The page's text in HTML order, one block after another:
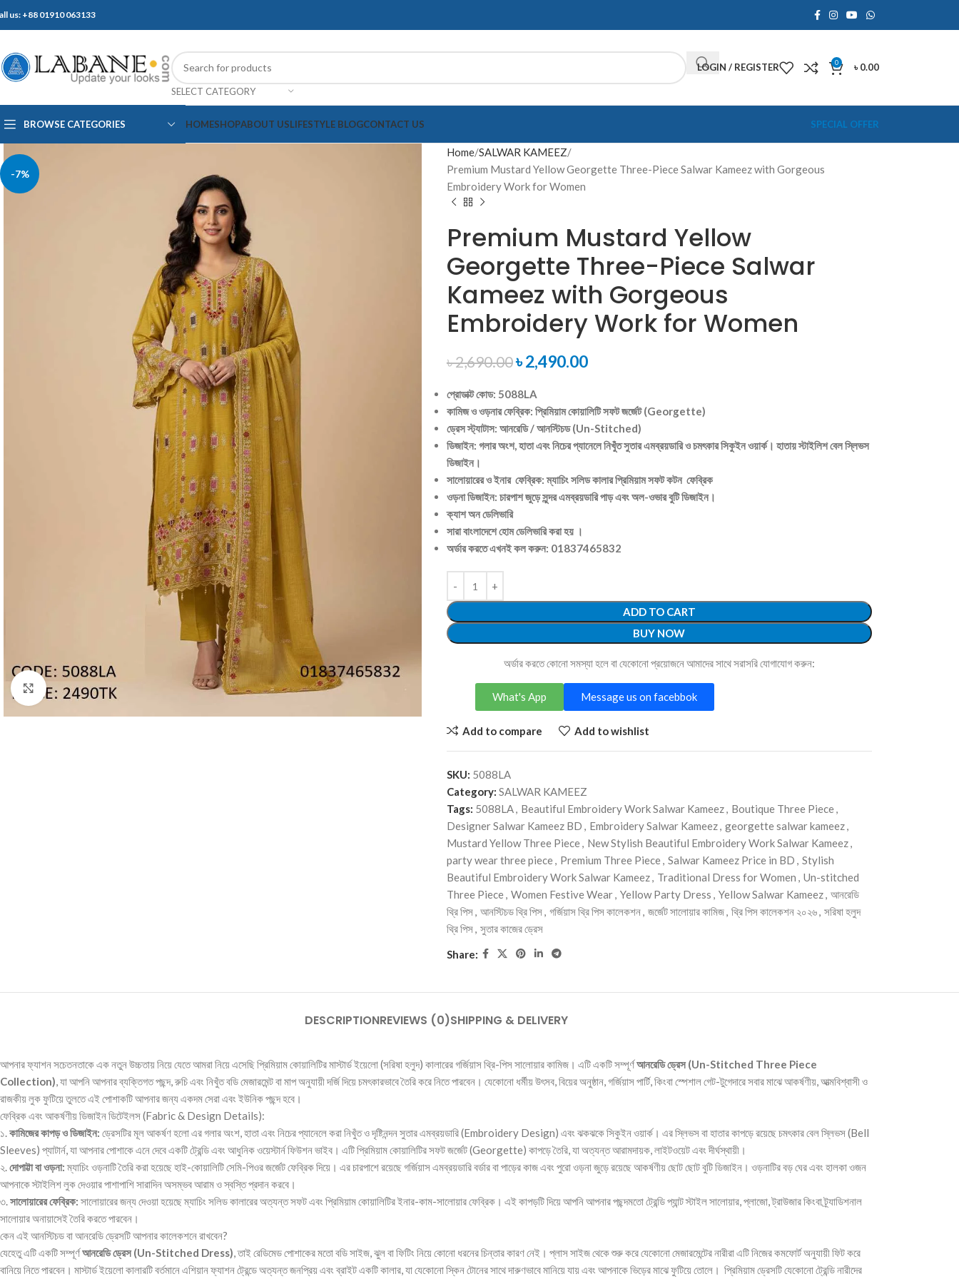
us: +88 01910 063133
SELECT CATEGORY
LOGIN / REGISTER 0 ৳0.00
BROWSE CATEGORIES HOMESHOPABOUT USLIFESTYLE BLOGCONTACT US SPECIAL OFFER
-7%
Click to enlarge
Home SALWAR KAMEEZ
Premium Mustard Yellow Georgette Three-Piece Salwar Kameez with Gorgeous
Embroidery Work for Women
Premium Mustard Yellow
Georgette Three-Piece Salwar
Kameez with Gorgeous
Embroidery Work for Women
৳2,690.00৳2,490.00
প্রোডাক্ট কোড: 5088LA
কামিজ ও ওড়নার ফেব্রিক: প্রিমিয়াম কোয়ালিটি সফট জর্জেট (Georgette)
ড্রেস স্ট্যাটাস: আনরেডি / আনস্টিচড (Un-Stitched)
ডিজাইন: গলার অংশ, হাতা এবং নিচের প্যানেলে নিখুঁত সুতার এমব্রয়ডারি ও চমৎকার সিকুইন ওয়ার্ক। হাতায় স্টাইলিশ বেল স্লিভস
ডিজাইন।
সালোয়ারের ও ইনার ফেব্রিক: ম্যাচিং সলিড কালার প্রিমিয়াম সফট কটন ফেব্রিক
ওড়না ডিজাইন: চারপাশ জুড়ে সুন্দর এমব্রয়ডারি পাড় এবং অল-ওভার বুটি ডিজাইন।
ক্যাশ অন ডেলিভারি
সারা বাংলাদেশে হোম ডেলিভারি করা হয় ।
অর্ডার করতে এখনই কল করুন: 01837465832
ADD TO CART
BUY NOW
অর্ডার করতে কোনো সমস্যা হলে বা যেকোনো প্রয়োজনে আমাদের সাথে সরাসরি যোগাযোগ করুন:
Message us on facebbok
What's App
Add to compare Add to wishlist
SKU: 5088LA
Category: SALWAR KAMEEZ
Tags: 5088LA, Beautiful Embroidery Work Salwar Kameez, Boutique Three Piece,
Designer Salwar Kameez BD , Embroidery Salwar Kameez, georgette salwar kameez,
Mustard Yellow Three Piece, New Stylish Beautiful Embroidery Work Salwar Kameez,
party wear three piece, Premium Three Piece, Salwar Kameez Price in BD , Stylish
Beautiful Embroidery Work Salwar Kameez, Traditional Dress for Women , Un-stitched
Three Piece, Women Festive Wear, Yellow Party Dress , Yellow Salwar Kameez, আনরেডি
থ্রি পিস, আনস্টিচড থ্রি পিস, গর্জিয়াস থ্রি পিস কালেকশন, জর্জেট সালোয়ার কামিজ, থ্রি পিস কালেকশন ২০২৬, সরিষা হলুদ
থ্রি পিস, সুতার কাজের ড্রেস
Share:
DESCRIPTIONREVIEWS (0)SHIPPING & DELIVERY
আপনার ফ্যাশন সচেতনতাকে এক নতুন উচ্চতায় নিয়ে যেতে আমরা নিয়ে এসেছি প্রিমিয়াম কোয়ালিটির মাস্টার্ড ইয়েলো (সরিষা হলুদ) কালারের গর্জিয়াস থ্রি-পিস সালোয়ার কামিজ। এটি একটি সম্পূর্ণআনরেডি ড্রেস (Un-Stitched Three Piece
Collection), যা আপনি আপনার ব্যক্তিগত পছন্দ, রুচি এবং নিখুঁত বডি মেজারমেন্ট বা মাপ অনুযায়ী দর্জি দিয়ে চমৎকারভাবে তৈরি করে নিতে পারবেন। যেকোনো ধর্মীয় উৎসব, বিয়ের অনুষ্ঠান, গর্জিয়াস পার্টি, কিংবা স্পেশাল গেট-টুগেদারে সবার মাঝে আকর্ষণীয়, আত্মবিশ্বাসী ও
রাজকীয় লুক ফুটিয়ে তুলতে এই পোশাকটি আপনার জন্য একদম সেরা এবং ইউনিক পছন্দ হবে।
ফেব্রিক এবং আকর্ষণীয় ডিজাইন ডিটেইলস (Fabric & Design Details):
১.কামিজের কাপড় ও ডিজাইন: ড্রেসটির মূল আকর্ষণ হলো এর গলার অংশ, হাতা এবং নিচের প্যানেলে করা নিখুঁত ও দৃষ্টিনন্দন সুতার এমব্রয়ডারি (Embroidery Design) এবং ঝকঝকে সিকুইন ওয়ার্ক। এর স্লিভস বা হাতার কাপড়ে রয়েছে চমৎকার বেল স্লিভস (Bell
Sleeves) প্যাটার্ন, যা আপনার পোশাকে এনে দেবে একটি ট্রেন্ডি এবং আধুনিক ওয়েস্টার্ন ফিউশন ভাইব। এটি প্রিমিয়াম কোয়ালিটির সফট জর্জেট (Georgette) কাপড়ে তৈরি, যা অত্যন্ত আরামদায়ক, লাইটওয়েট এবং দীর্ঘস্থায়ী।
২.দোপাট্টা বা ওড়না: ম্যাচিং ওড়নাটি তৈরি করা হয়েছে হাই-কোয়ালিটি সেমি-পিওর জর্জেট ফেব্রিক দিয়ে। এর চারপাশে রয়েছে গর্জিয়াস এমব্রয়ডারি বর্ডার বা পাড়ের কাজ এবং পুরো ওড়না জুড়ে রয়েছে আকর্ষণীয় ছোট ছোট বুটি ডিজাইন। ওড়নাটির বড় ঘের এবং হালকা ওজন
আপনাকে স্টাইলিশ লুক দেওয়ার পাশাপাশি সারাদিন অসম্ভব আরাম ও স্বস্তি প্রদান করবে।
৩.সালোয়ারের ফেব্রিক: সালোয়ারের জন্য দেওয়া হয়েছে ম্যাচিং সলিড কালারের অত্যন্ত সফট এবং প্রিমিয়াম কোয়ালিটির ইনার-কাম-সালোয়ার ফেব্রিক। এই কাপড়টি দিয়ে আপনি আপনার পছন্দমতো ট্রেন্ডি প্যান্ট স্টাইল সালোয়ার, প্লাজো, ট্রাউজার কিংবা ট্র্যাডিশনাল
সালোয়ার অনায়াসেই তৈরি করতে পারবেন।
কেন এই আনস্টিচড বা আনরেডি ড্রেসটি আপনার কালেকশনে রাখবেন?
যেহেতু এটি একটি সম্পূর্ণআনরেডি ড্রেস (Un-Stitched Dress), তাই রেডিমেড পোশাকের মতো বডি সাইজ, ঝুল বা ফিটিং নিয়ে কোনো ধরনের চিন্তার কারণ নেই। প্লাস সাইজ থেকে শুরু করে যেকোনো মেজারমেন্টের নারীরা এটি নিজের কমফোর্ট অনুযায়ী ফিট করে
বানিয়ে নিতে পারবেন। মাস্টার্ড ইয়েলো কালারটি বর্তমানে এশিয়ান ফ্যাশন ট্রেন্ডে অত্যন্ত জনপ্রিয় এবং ব্রাইট একটি কালার, যা যেকোনো স্কিন টোনের সাথে দারুণভাবে মানিয়ে যায় এবং আপনাকে ভিড়ের মাঝে ফুটিয়ে তোলে। প্রিমিয়াম ড্রেসটি যেকোনো ট্রেন্ডি নারীদের